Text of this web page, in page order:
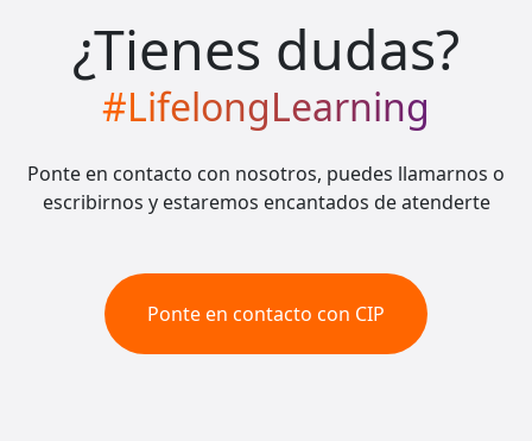
¿Tienes dudas?
#LifelongLearning
Ponte en contacto con nosotros, puedes llamarnos o
escribirnos y estaremos encantados de atenderte
Ponte en contacto con CIP